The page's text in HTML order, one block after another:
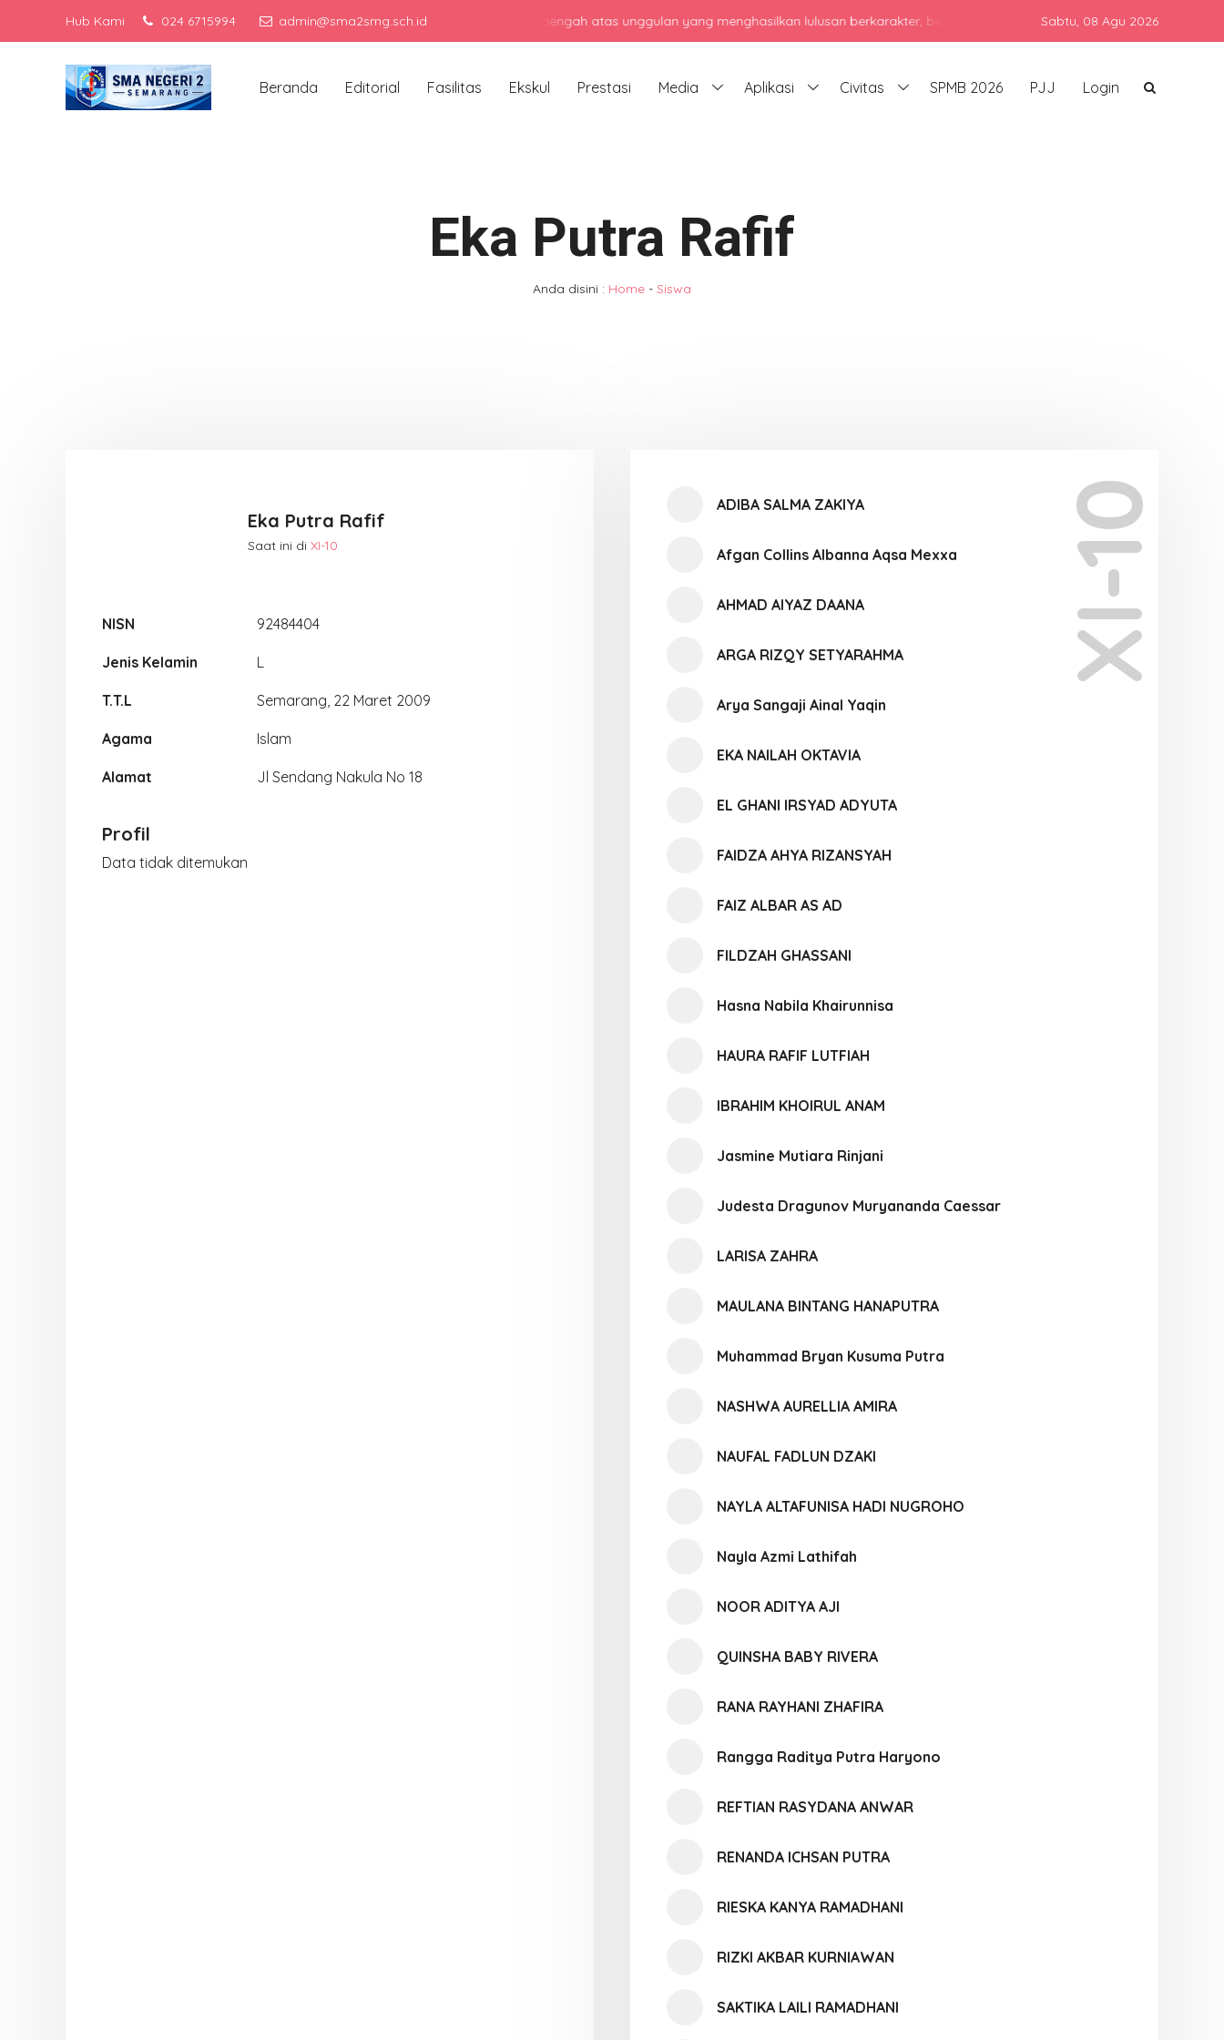
Hub Kami 024 6715994 admin@sma2smg.sch.idMenjadi sekolah menengah atas unggulan yang menghasilkan lulusan berkarakter, berprestasi, dan siap bersaing di era global dengan
Sabtu, 08 Agu 2026
Beranda Editorial Fasilitas Ekskul Prestasi Media Aplikasi Civitas SPMB 2026 PJJ Login
Eka Putra Rafif
Anda disini : Home - Siswa
Eka Putra Rafif
Saat ini di XI-10
NISN 92484404
Jenis Kelamin L
T.T.L Semarang, 22 Maret 2009
Agama Islam
Alamat Jl Sendang Nakula No 18
Profil
Data tidak ditemukan
XI-10
ADIBA SALMA ZAKIYA
Afgan Collins Albanna Aqsa Mexxa
AHMAD AIYAZ DAANA
ARGA RIZQY SETYARAHMA
Arya Sangaji Ainal Yaqin
EKA NAILAH OKTAVIA
EL GHANI IRSYAD ADYUTA
FAIDZA AHYA RIZANSYAH
FAIZ ALBAR AS AD
FILDZAH GHASSANI
Hasna Nabila Khairunnisa
HAURA RAFIF LUTFIAH
IBRAHIM KHOIRUL ANAM
Jasmine Mutiara Rinjani
Judesta Dragunov Muryananda Caessar
LARISA ZAHRA
MAULANA BINTANG HANAPUTRA
Muhammad Bryan Kusuma Putra
NASHWA AURELLIA AMIRA
NAUFAL FADLUN DZAKI
NAYLA ALTAFUNISA HADI NUGROHO
Nayla Azmi Lathifah
NOOR ADITYA AJI
QUINSHA BABY RIVERA
RANA RAYHANI ZHAFIRA
Rangga Raditya Putra Haryono
REFTIAN RASYDANA ANWAR
RENANDA ICHSAN PUTRA
RIESKA KANYA RAMADHANI
RIZKI AKBAR KURNIAWAN
SAKTIKA LAILI RAMADHANI